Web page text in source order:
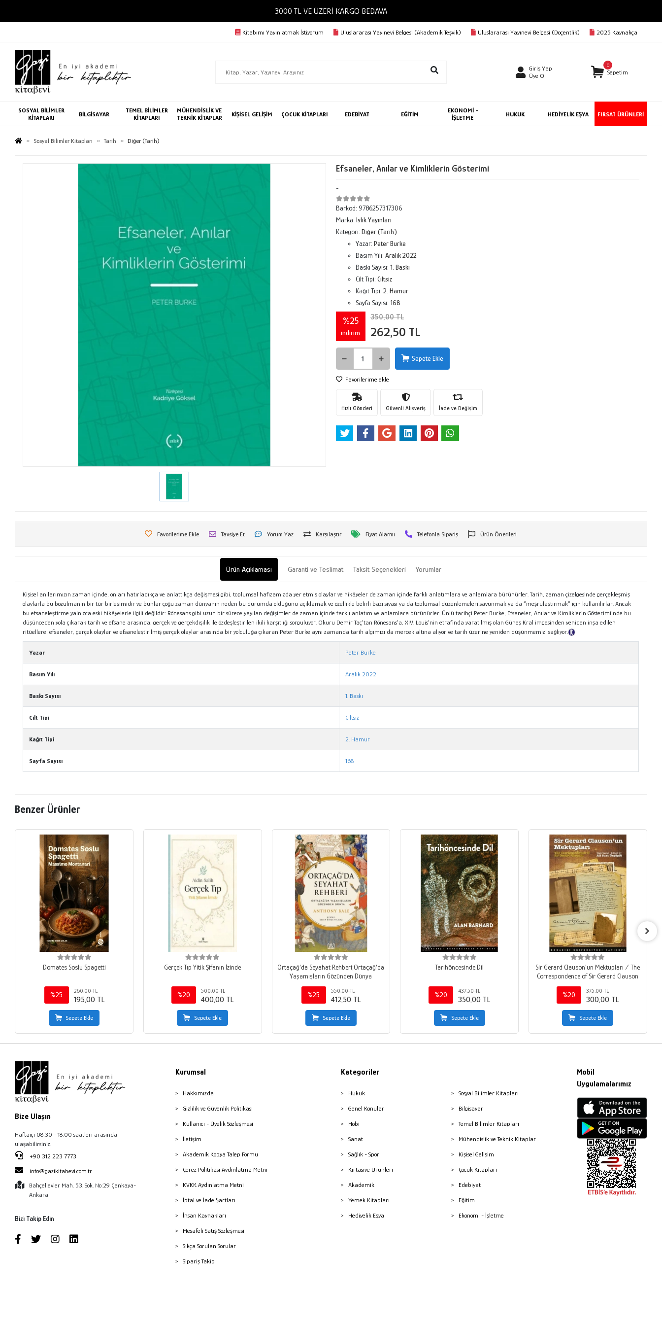
3000 TL VE ÜZERİ KARGO BEDAVA
Kitabımı Yayınlatmak İstiyorum Uluslararası Yayınevi Belgesi (Akademik Teşvik) Uluslararası Yayınevi Belgesi (Doçentlik) 2025 Kaynakça
Giriş Yap
Üye Ol
0
Sepetim
SOSYAL BİLİMLER
KİTAPLARI
BİLGİSAYAR
TEMEL BİLİMLER
KİTAPLARI
MÜHENDİSLİK VE
TEKNİK KİTAPLAR
KİŞİSEL GELİŞİM ÇOCUK KİTAPLARI EDEBİYAT EĞİTİM
EKONOMİ -
İŞLETME
HUKUK HEDİYELİK EŞYA FIRSAT ÜRÜNLERİ
Sosyal Bilimler Kitapları Tarih Diğer (Tarih)
Efsaneler, Anılar ve Kimliklerin Gösterimi
-
Barkod: 9786257317306
Marka: Islık Yayınları
Kategori: Diğer (Tarih)
Yazar: Peter Burke
Basım Yılı: Aralık 2022
Baskı Sayısı: 1. Baskı
Cilt Tipi: Ciltsiz
Kağıt Tipi: 2. Hamur
Sayfa Sayısı: 168
%25
indirim
350,00 TL
262,50 TL
Sepete Ekle
Favorilerime ekle
Hızlı Gönderi Güvenli Alışveriş İade ve Değişim
Favorilerime Ekle Tavsiye Et Yorum Yaz Karşılaştır Fiyat Alarmı Telefonla Sipariş Ürün Önerileri
Ürün Açıklaması Garanti ve Teslimat Taksit Seçenekleri Yorumlar
Kişisel anılarımızın zaman içinde, onları hatırladıkça ve anlattıkça değişmesi gibi, toplumsal hafızamızda yer etmiş olaylar ve hikâyeler de zaman içinde farklı anlatımlara ve anlamlara bürünürler. Tarih, zaman çizelgesinde gerçekleşmiş
olaylarla bu bozulmanın bir tür birleşimidir ve bunlar çoğu zaman dünyanın neden bu durumda olduğunu açıklamak ve özellikle belirli bazı siyasi ya da toplumsal düzenlemeleri savunmak ya da “meşrulaştırmak” için kullanılırlar. Ancak
bu efsaneleştirme yalnızca eski hikâyelerle ilgili değildir: Rönesans gibi uzun bir sürece yayılan değişimler de zaman içinde farklı anlatım ve anlamlara bürünürler. Ünlü tarihçi Peter Burke, Efsaneler, Anılar ve Kimliklerin Gösterimi’nde bu
düşünceden yola çıkarak tarih ve efsane arasında, gerçek ve gerçekdışılık ile özdeşleştirilen ikili karşıtlığı sorguluyor. Okuru Demir Taç’tan Rönesans’a, XIV. Louis’nin etrafında yaratılmış olan Güneş Kral imgesinden yeniden inşa edilen
ritüellere; efsaneler, gerçek olaylar ve efsaneleştirilmiş gerçek olaylar arasında bir yolculuğa çıkaran Peter Burke aynı zamanda tarih algımızı da mercek altına alıyor ve tarih üzerine yeniden düşünmemizi sağlıyor.
Yazar Peter Burke
Basım Yılı Aralık 2022
Baskı Sayısı 1. Baskı
Cilt Tipi Ciltsiz
Kağıt Tipi 2. Hamur
Sayfa Sayısı 168
Benzer Ürünler
Domates Soslu Spagetti
%25
260,00 TL
195,00 TL
Sepete Ekle
Gerçek Tıp Yitik Şifanın İzinde
%20
500,00 TL
400,00 TL
Sepete Ekle
Ortaçağ’da Seyahat Rehberi;Ortaçağ’da
Yaşamışların Gözünden Dünya
%25
550,00 TL
412,50 TL
Sepete Ekle
Tarihöncesinde Dil
%20
437,50 TL
350,00 TL
Sepete Ekle
Sir Gerard Clauson'un Mektupları / The
Correspondence of Sir Gerard Clauson
%20
375,00 TL
300,00 TL
Sepete Ekle
Bize Ulaşın
Haftaiçi 08:30 - 18:00 saatleri arasında
ulaşabilirsiniz.
+90 312 223 7773
info@gazikitabevi.com.tr
Bahçelievler Mah. 53. Sok. No:29 Çankaya-
Ankara
Bizi Takip Edin
Kurumsal
Hakkımızda
Gizlilik ve Güvenlik Politikası
Kullanıcı - Üyelik Sözleşmesi
İletişim
Akademik Kopya Talep Formu
Çerez Politikası Aydınlatma Metni
KVKK Aydınlatma Metni
İptal ve İade Şartları
İnsan Kaynakları
Mesafeli Satış Sözleşmesi
Sıkça Sorulan Sorular
Sipariş Takip
Kategoriler
Hukuk
Genel Konular
Hobi
Sanat
Sağlık - Spor
Kırtasiye Ürünleri
Akademik
Yemek Kitapları
Hediyelik Eşya
Sosyal Bilimler Kitapları
Bilgisayar
Temel Bilimler Kitapları
Mühendislik ve Teknik Kitaplar
Kişisel Gelişim
Çocuk Kitapları
Edebiyat
Eğitim
Ekonomi - İşletme
Mobil
Uygulamalarımız